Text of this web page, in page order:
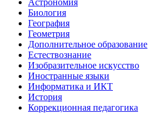
Биология
География
Геометрия
Дополнительное образование
Естествознание
Изобразительное искусство
Иностранные языки
Информатика и ИКТ
История
Коррекционная педагогика